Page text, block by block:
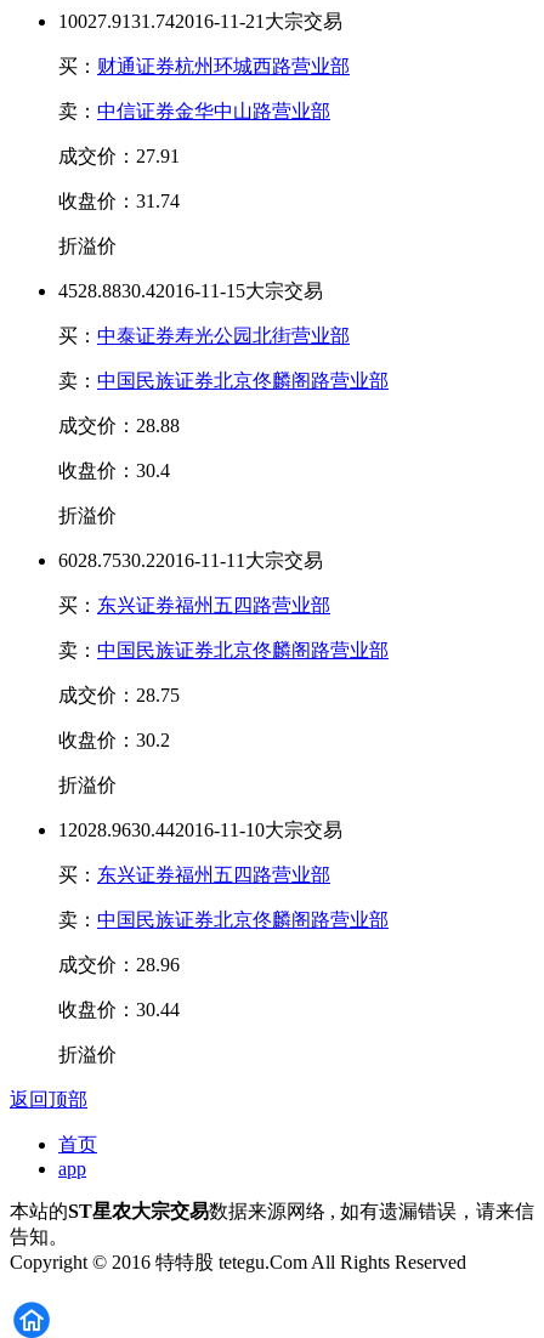
10027.9131.742016-11-21大宗交易
买： 财通证券杭州环城西路营业部
卖： 中信证券金华中山路营业部
成交价：27.91
收盘价：31.74
折溢价
4528.8830.42016-11-15大宗交易
买： 中泰证券寿光公园北街营业部
卖： 中国民族证券北京佟麟阁路营业部
成交价：28.88
收盘价：30.4
折溢价
6028.7530.22016-11-11大宗交易
买： 东兴证券福州五四路营业部
卖： 中国民族证券北京佟麟阁路营业部
成交价：28.75
收盘价：30.2
折溢价
12028.9630.442016-11-10大宗交易
买： 东兴证券福州五四路营业部
卖： 中国民族证券北京佟麟阁路营业部
成交价：28.96
收盘价：30.44
折溢价
返回顶部
首页
app
本站的ST星农大宗交易数据来源网络 , 如有遗漏错误，请来信
告知。
Copyright © 2016 特特股 tetegu.Com All Rights Reserved